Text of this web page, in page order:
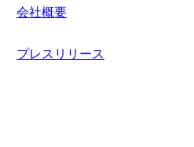
会社概要
プレスリリース